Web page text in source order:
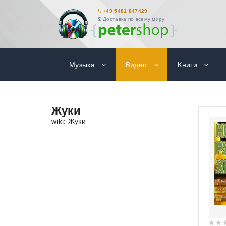
+49 5481 847429
Доставка по всему миру
Музыка Видео Книги
Жуки
wiki: Жуки